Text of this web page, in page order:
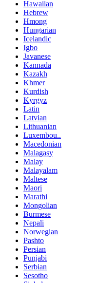
Hawaiian
Hebrew
Hmong
Hungarian
Icelandic
Igbo
Javanese
Kannada
Kazakh
Khmer
Kurdish
Kyrgyz
Latin
Latvian
Lithuanian
Luxembou..
Macedonian
Malagasy
Malay
Malayalam
Maltese
Maori
Marathi
Mongolian
Burmese
Nepali
Norwegian
Pashto
Persian
Punjabi
Serbian
Sesotho